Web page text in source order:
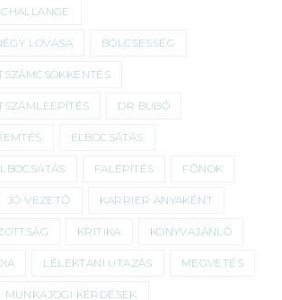
LOVASA BÖLCSESSÉG
DR BUBÓ
ELBOCSÁTÁS
FALÉPÍTÉS FŐNÖK
JÓ VEZETŐ KARRIER ANYAKÉNT
KRITIKA KÖNYVAJÁNLÓ
LÉLEKTANI UTAZÁS MEGVETÉS
MUNKAJOGI KÉRDÉSEK